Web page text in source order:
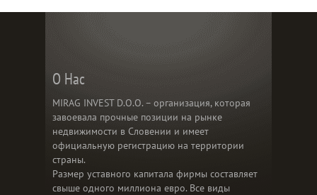
О Нас
MIRAG INVEST D.O.O. – организация, которая
завоевала прочные позиции на рынке
недвижимости в Словении и имеет
официальную регистрацию на территории
страны.
Размер уставного капитала фирмы составляет
свыше одного миллиона евро. Все виды